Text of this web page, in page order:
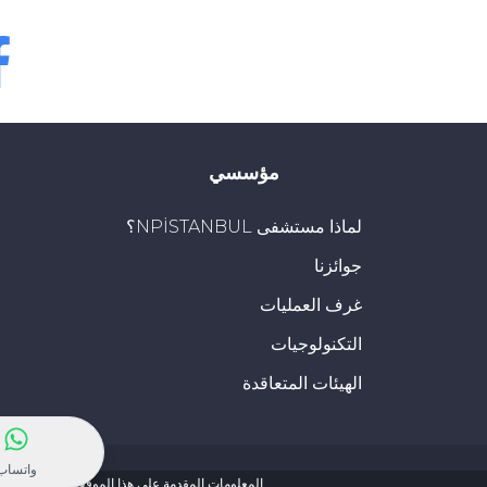
مؤسسي
لماذا مستشفى NPİSTANBUL؟
جوائزنا
غرف العمليات
التكنولوجيات
الهيئات المتعاقدة
المعلومات المقدمة على هذا الموقع مصممة لدعم